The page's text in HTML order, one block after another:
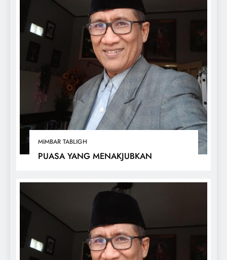
MIMBAR TABLIGH
PUASA YANG MENAKJUBKAN